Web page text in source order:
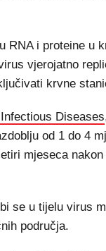
RNA i proteine u
vjerojatno
krvne
Diseases
od 1 do 4
mjeseca
se u tijelu virus
područja.